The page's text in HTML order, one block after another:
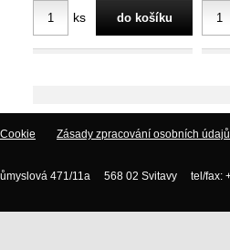
ks
Zásady zpracování osobních údajů
471/11a 568 02 Svitavy tel/